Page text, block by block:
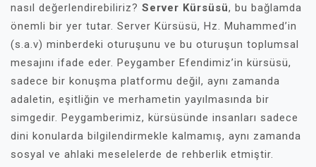
nasıl değerlendirebiliriz? Server Kürsüsü, bu bağlamda
önemli bir yer tutar. Server Kürsüsü, Hz. Muhammed’in
(s.a.v) minberdeki oturuşunu ve bu oturuşun toplumsal
mesajını ifade eder. Peygamber Efendimiz’in kürsüsü,
sadece bir konuşma platformu değil, aynı zamanda
adaletin, eşitliğin ve merhametin yayılmasında bir
simgedir. Peygamberimiz, kürsüsünde insanları sadece
dini konularda bilgilendirmekle kalmamış, aynı zamanda
sosyal ve ahlaki meselelerde de rehberlik etmiştir.